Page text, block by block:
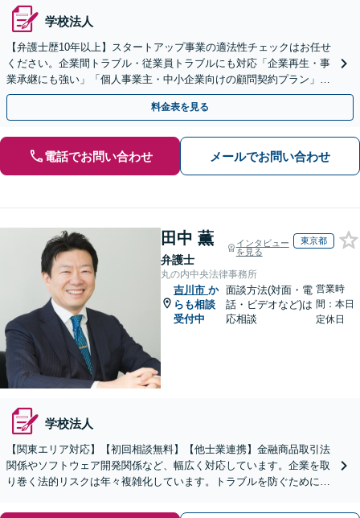
学校法人
【弁護士歴10年以上】スタートアップ事業の適法性チェックはお任せ
ください。企業間トラブル・従業員トラブルにも対応「企業再生・事
業承継にも強い」「個人事業主・中小企業向けの顧問契約プラン」
【休日・夜間対応】【Web相談可】
料金表を見る
電話でお問い合わせ メールでお問い合わせ
田中 薫
弁護士
インタビュー
を見る
東京都
丸の内中央法律事務所
吉川市 か
らも相談
受付中
面談方法(対面・電
話・ビデオなど)は
応相談
営業時
間：本日
定休日
学校法人
【関東エリア対応】【初回相談無料】【他士業連携】金融商品取引法
関係やソフトウェア開発関係など、幅広く対応しています。企業を取
り巻く法的リスクは年々複雑化しています。トラブルを防ぐために